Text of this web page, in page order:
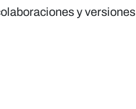
y versiones